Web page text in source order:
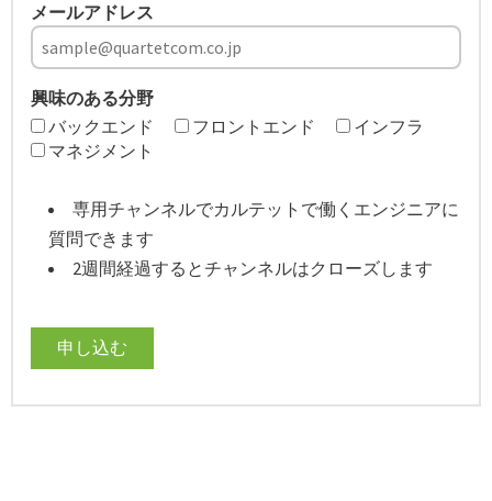
メールアドレス
興味のある分野
バックエンド
フロントエンド
インフラ
マネジメント
専用チャンネルでカルテットで働くエンジニアに
質問できます
2週間経過するとチャンネルはクローズします
申し込む